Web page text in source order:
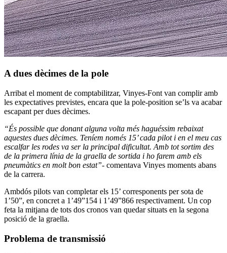
A dues dècimes de la pole
Arribat el moment de comptabilitzar, Vinyes-Font van complir amb
les expectatives previstes, encara que la pole-position se’ls va acabar
escapant per dues dècimes.
“És possible que donant alguna volta més haguéssim rebaixat
aquestes dues dècimes. Teníem només 15’ cada pilot i en el meu cas
escalfar les rodes va ser la principal dificultat. Amb tot sortim des
de la primera línia de la graella de sortida i ho farem amb els
pneumàtics en molt bon estat”- comentava Vinyes moments abans
de la carrera.
Ambdós pilots van completar els 15’ corresponents per sota de
1’50”, en concret a 1’49”154 i 1’49”866 respectivament. Un cop
feta la mitjana de tots dos cronos van quedar situats en la segona
posició de la graella.
Problema de transmissió